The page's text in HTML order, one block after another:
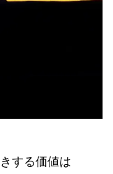
する価値は